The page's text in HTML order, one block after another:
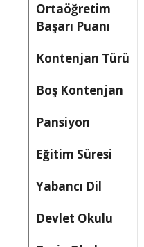
Ortaöğretim
Başarı Puanı
Kontenjan Türü
Boş Kontenjan
Pansiyon
Eğitim Süresi
Yabancı Dil
Devlet Okulu